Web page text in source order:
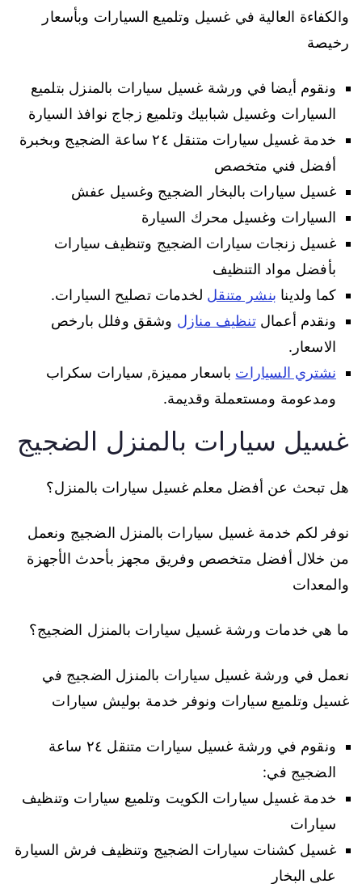
والكفاءة العالية في غسيل وتلميع السيارات وبأسعار
رخيصة
ونقوم أيضا في ورشة غسيل سيارات بالمنزل بتلميع
السيارات وغسيل شبابيك وتلميع زجاج نوافذ السيارة
خدمة غسيل سيارات متنقل ٢٤ ساعة الضجيج وبخبرة
أفضل فني متخصص
غسيل سيارات بالبخار الضجيج وغسيل عفش
السيارات وغسيل محرك السيارة
غسيل زنجات سيارات الضجيج وتنظيف سيارات
بأفضل مواد التنظيف
كما ولدينا بنشر متنقل لخدمات تصليح السيارات.
ونقدم أعمالتنظيف منازل وشقق وفلل بارخص
الاسعار.
نشتري السيارات باسعار مميزة, سيارات سكراب
ومدعومة ومستعملة وقديمة.
غسيل سيارات بالمنزل الضجيج
هل تبحث عن أفضل معلم غسيل سيارات بالمنزل؟
نوفر لكم خدمة غسيل سيارات بالمنزل الضجيج ونعمل
من خلال أفضل متخصص وفريق مجهز بأحدث الأجهزة
والمعدات
ما هي خدمات ورشة غسيل سيارات بالمنزل الضجيج؟
نعمل في ورشة غسيل سيارات بالمنزل الضجيج في
غسيل وتلميع سيارات ونوفر خدمة بوليش سيارات
ونقوم في ورشة غسيل سيارات متنقل ٢٤ ساعة
الضجيج في:
خدمة غسيل سيارات الكويت وتلميع سيارات وتنظيف
سيارات
غسيل كشنات سيارات الضجيج وتنظيف فرش السيارة
على البخار